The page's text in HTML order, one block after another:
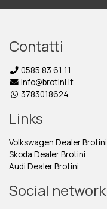
Contatti
0585 83 61 11
info@brotini.it
3783018624
Links
Volkswagen Dealer Brotini
Skoda Dealer Brotini
Audi Dealer Brotini
Social network